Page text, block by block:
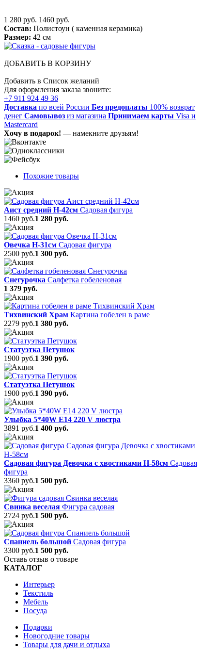
1 280 руб. 1460 руб.
Состав: Полистоун ( каменная керамика)
Размер: 42 см
ДОБАВИТЬ В КОРЗИНУ
Добавить в Список желаний
Для оформления заказа звоните:
+7 911 924 49 36
Доставка по всей России Без предоплаты 100% возврат
денег Самовывоз из магазина Принимаем карты Visa и
Mastercard
Хочу в подарок! — намекните друзьям!
Похожие товары
Аист средний Н-42см Садовая фигура
1460 руб.1 280 руб.
Овечка Н-31см Садовая фигура
2500 руб.1 300 руб.
Снегурочка Салфетка гобеленовая
1 379 руб.
Тихвинский Храм Картина гобелен в раме
2279 руб.1 380 руб.
Статуэтка Петушок
1900 руб.1 390 руб.
Статуэтка Петушок
1900 руб.1 390 руб.
Улыбка 5*40W E14 220 V люстра
3891 руб.1 400 руб.
Садовая фигура Девочка с хвостиками Н-58см Садовая
фигура
3360 руб.1 500 руб.
Свинка веселая Фигура садовая
2724 руб.1 500 руб.
Спаниель большой Садовая фигура
3300 руб.1 500 руб.
Оставь отзыв о товаре
КАТАЛОГ
Интерьер
Текстиль
Мебель
Посуда
Подарки
Новогодние товары
Товары для дачи и отдыха